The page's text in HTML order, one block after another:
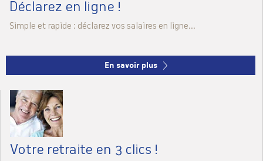
Déclarez en ligne !
Simple et rapide : déclarez vos salaires en ligne...
En savoir plus
Votre retraite en 3 clics !